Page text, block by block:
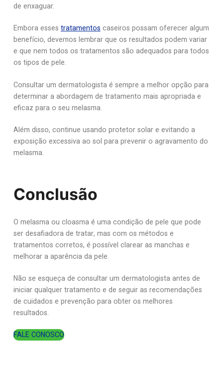
de enxaguar.
Embora esses tratamentos caseiros possam oferecer algum
benefício, devemos lembrar que os resultados podem variar
e que nem todos os tratamentos são adequados para todos
os tipos de pele.
Consultar um dermatologista é sempre a melhor opção para
determinar a abordagem de tratamento mais apropriada e
eficaz para o seu melasma.
Além disso, continue usando protetor solar e evitando a
exposição excessiva ao sol para prevenir o agravamento do
melasma.
Conclusão
O melasma ou cloasma é uma condição de pele que pode
ser desafiadora de tratar, mas com os métodos e
tratamentos corretos, é possível clarear as manchas e
melhorar a aparência da pele.
Não se esqueça de consultar um dermatologista antes de
iniciar qualquer tratamento e de seguir as recomendações
de cuidados e prevenção para obter os melhores
resultados.
FALE CONOSCO